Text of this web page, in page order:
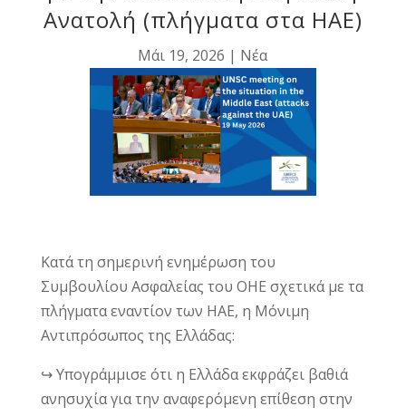
Ανατολή (πλήγματα στα ΗΑΕ)
Μάι 19, 2026 | Νέα
Κατά τη σημερινή ενημέρωση του
Συμβουλίου Ασφαλείας του ΟΗΕ σχετικά με τα
πλήγματα εναντίον των ΗΑΕ, η Μόνιμη
Αντιπρόσωπος της Ελλάδας:
↪️ Υπογράμμισε ότι η Ελλάδα εκφράζει βαθιά
ανησυχία για την αναφερόμενη επίθεση στην